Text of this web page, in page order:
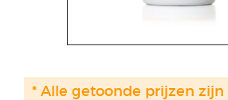
* Alle getoonde prijzen zijn